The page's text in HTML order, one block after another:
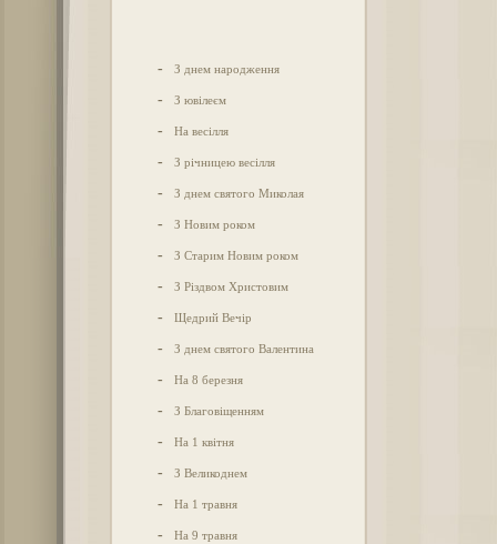
- З днем народження
- З ювілеєм
- На весілля
- З річницею весілля
- З днем святого Миколая
- З Новим роком
- З Старим Новим роком
- З Різдвом Христовим
- Щедрий Вечір
- З днем святого Валентина
- На 8 березня
- З Благовіщенням
- На 1 квітня
- З Великоднем
- На 1 травня
- На 9 травня